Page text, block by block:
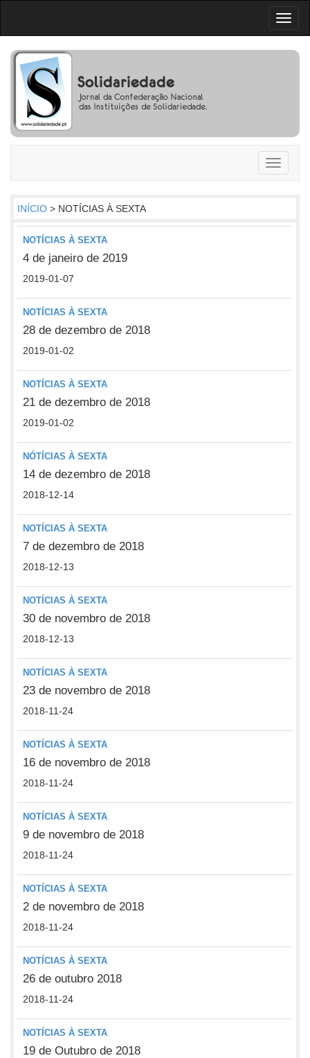
Toggle
INÍCIO > NOTÍCIAS À SEXTA
NOTÍCIAS À SEXTA
4 de janeiro de 2019
2019-01-07
NOTÍCIAS À SEXTA
28 de dezembro de 2018
2019-01-02
NOTÍCIAS À SEXTA
21 de dezembro de 2018
2019-01-02
NÓTÍCIAS À SEXTA
14 de dezembro de 2018
2018-12-14
NOTÍCIAS À SEXTA
7 de dezembro de 2018
2018-12-13
NOTÍCIAS À SEXTA
30 de novembro de 2018
2018-12-13
NOTÍCIAS À SEXTA
23 de novembro de 2018
2018-11-24
NOTÍCIAS À SEXTA
16 de novembro de 2018
2018-11-24
NOTÍCIAS À SEXTA
9 de novembro de 2018
2018-11-24
NOTÍCIAS À SEXTA
2 de novembro de 2018
2018-11-24
NOTÍCIAS À SEXTA
26 de outubro 2018
2018-11-24
NOTÍCIAS À SEXTA
19 de Outubro de 2018